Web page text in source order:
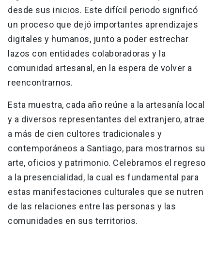
desde sus inicios. Este difícil periodo significó
un proceso que dejó importantes aprendizajes
digitales y humanos, junto a poder estrechar
lazos con entidades colaboradoras y la
comunidad artesanal, en la espera de volver a
reencontrarnos.
Esta muestra, cada año reúne a la artesanía local
y a diversos representantes del extranjero, atrae
a más de cien cultores tradicionales y
contemporáneos a Santiago, para mostrarnos su
arte, oficios y patrimonio. Celebramos el regreso
a la presencialidad, la cual es fundamental para
estas manifestaciones culturales que se nutren
de las relaciones entre las personas y las
comunidades en sus territorios.